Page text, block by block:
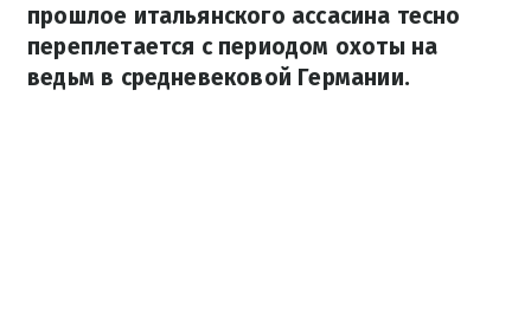
прошлое итальянского ассасина тесно
переплетается с периодом охоты на
ведьм в средневековой Германии.